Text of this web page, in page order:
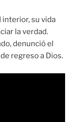
interior, su vida
la verdad.
denunció el
regreso a Dios.